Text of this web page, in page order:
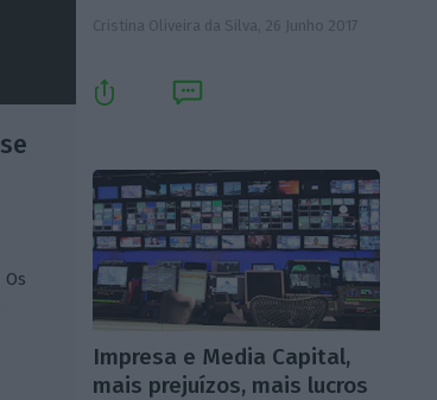
Cristina Oliveira da Silva, 26 Junho 2017
Impresa e Media Capital,
mais prejuízos, mais lucros